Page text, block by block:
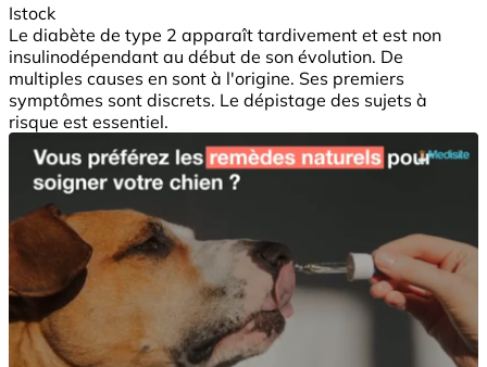
Istock
Le diabète de type 2 apparaît tardivement et est non
insulinodépendant au début de son évolution. De
multiples causes en sont à l'origine. Ses premiers
symptômes sont discrets. Le dépistage des sujets à
risque est essentiel.